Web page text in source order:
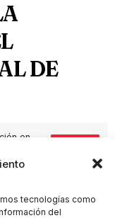
tecnologías como
del
DE
en